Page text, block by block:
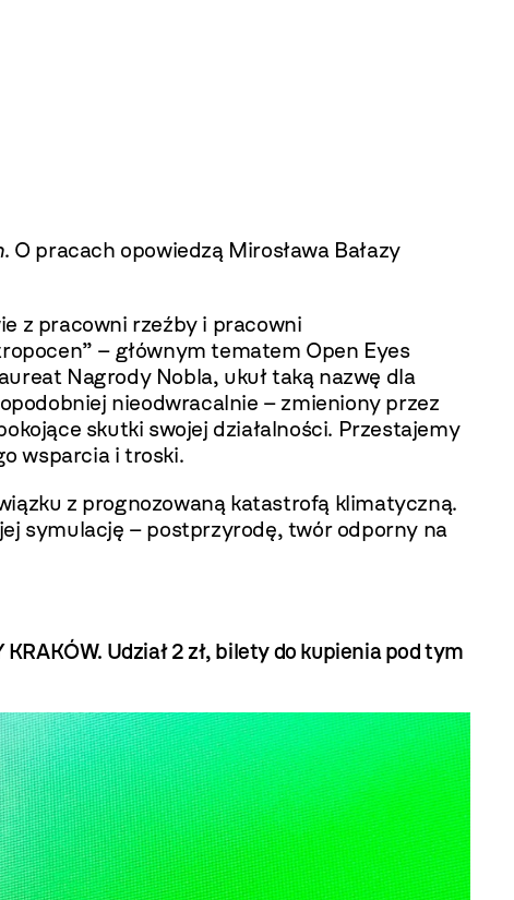
. O pracach opowiedzą Mirosława Bałazy
z pracowni rzeźby i pracowni
– głównym tematem Open Eyes
Nagrody Nobla, ukuł taką nazwę dla
nieodwracalnie – zmieniony przez
skutki swojej działalności. Przestajemy
wsparcia i troski.
z prognozowaną katastrofą klimatyczną.
symulację – postprzyrodę, twór odporny na
KRAKÓW. Udział2 zł, bilety do kupieniapod tym